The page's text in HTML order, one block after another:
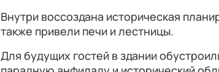
Внутри воссоздана историческая
также привели печи и лестницы.
Для будущих гостей в здании